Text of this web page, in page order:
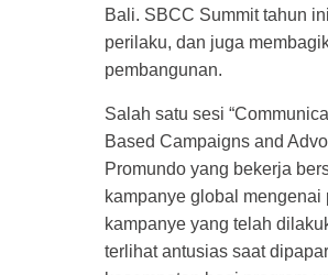
Bali. SBCC Summit tahun
perilaku, dan juga
pembangunan.
Salah satu sesi
Based Campaigns and
Promundo yang bekerja
kampanye global
kampanye yang telah
terlihat antusias saat